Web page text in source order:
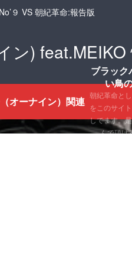
９ VS 朝紀革命:報告版
ン) feat.MEIKO
オーナイン）関連
ブラック
い鳥
朝紀革命と
をこのサイ
してます。
んで頂け